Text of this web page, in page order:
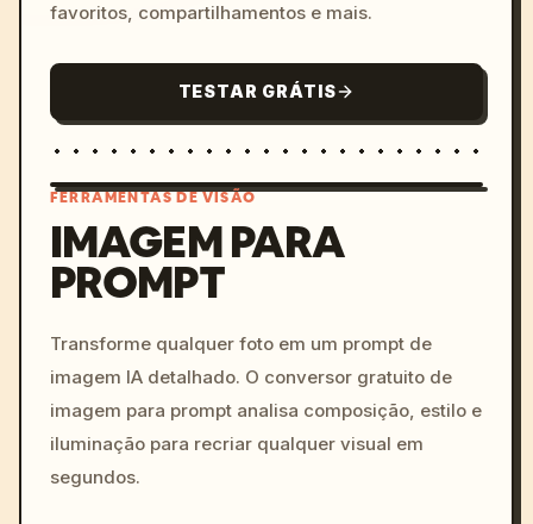
favoritos, compartilhamentos e mais.
TESTAR GRÁTIS
colors, 8k --v 6.0
FERRAMENTAS DE VISÃO
IMAGEM PARA
PROMPT
Transforme qualquer foto em um prompt de
imagem IA detalhado. O conversor gratuito de
imagem para prompt analisa composição, estilo e
iluminação para recriar qualquer visual em
segundos.